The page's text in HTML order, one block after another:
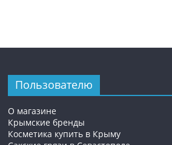
Пользователю
О магазине
Крымские бренды
Косметика купить в Крыму